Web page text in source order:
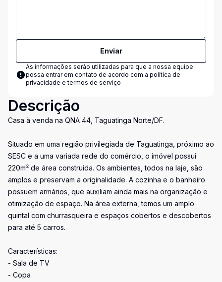
Enviar
As informações serão utilizadas para que a nossa equipe
possa entrar em contato de acordo com a política de
privacidade e termos de serviço
Descrição
Casa à venda na QNA 44, Taguatinga Norte/DF.
Situado em uma região privilegiada de Taguatinga, próximo ao
SESC e a uma variada rede do comércio, o imóvel possui
220m² de área construída. Os ambientes, todos na laje, são
amplos e preservam a originalidade. A cozinha e o banheiro
possuem armários, que auxiliam ainda mais na organização e
otimização de espaço. Na área externa, temos um amplo
quintal com churrasqueira e espaços cobertos e descobertos
para até 5 carros.
Características:
- Sala de TV
- Copa